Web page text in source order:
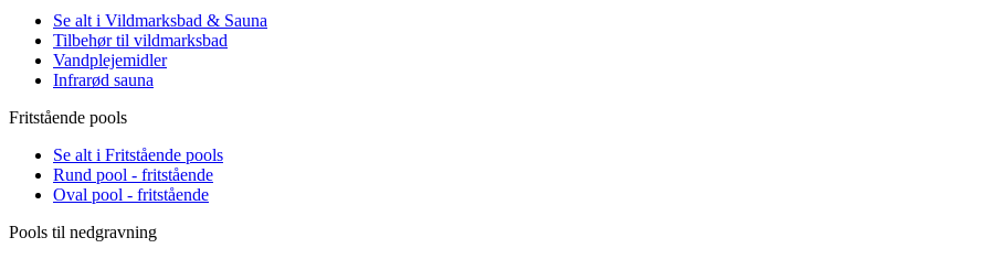
Se alt i Vildmarksbad & Sauna
Tilbehør til vildmarksbad
Vandplejemidler
Infrarød sauna
Fritstående pools
Se alt i Fritstående pools
Rund pool - fritstående
Oval pool - fritstående
Pools til nedgravning